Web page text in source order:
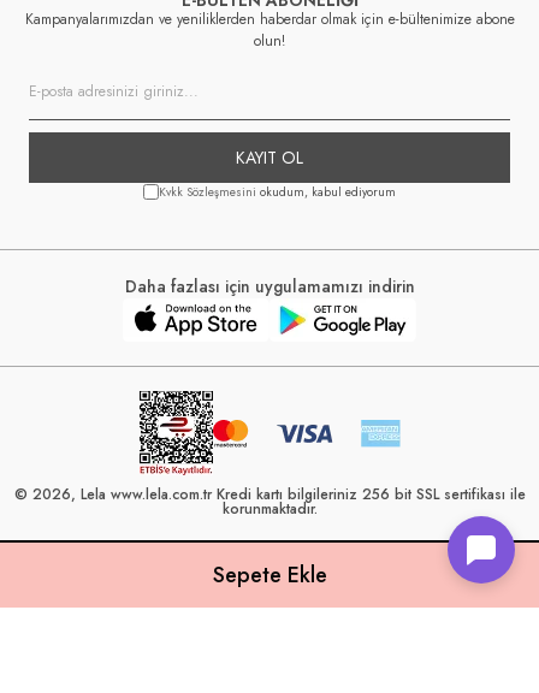
Kampanyalarımızdan ve yeniliklerden haberdar olmak için e-bültenimize abone
olun!
KAYIT OL
Kvkk Sözleşmesini okudum, kabul ediyorum
Daha fazlası için uygulamamızı indirin
© 2026, Lela www.lela.com.tr Kredi kartı bilgileriniz 256 bit SSL sertifikası ile
korunmaktadır.
Lela, 40 yılı aşkın perakende geçmişine sahip ve Türkiye’nin çeşitli illerinde
22 şubesi bulunan Çetin Family Mağazacılık tarafından kurulmuştur.